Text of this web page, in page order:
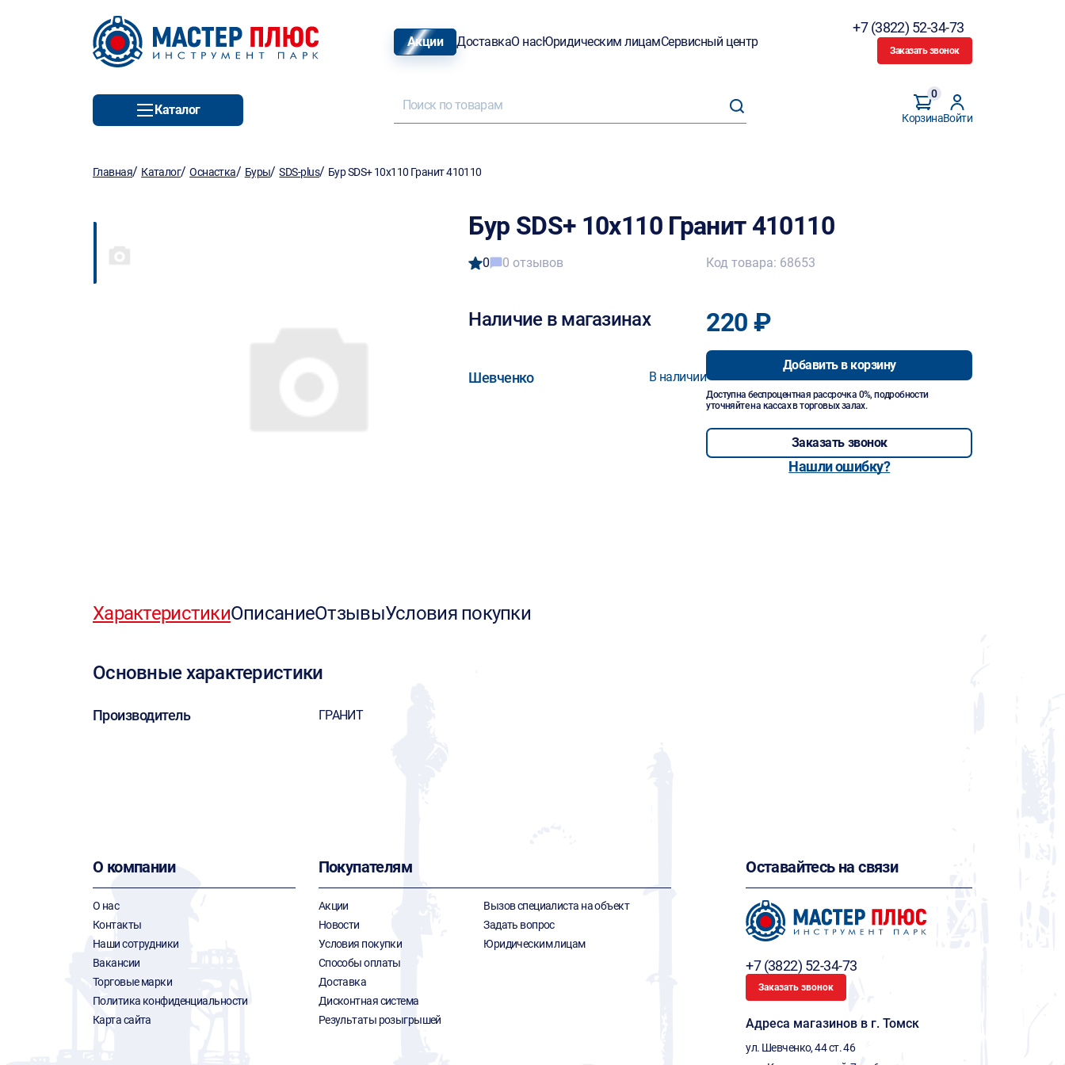
Акции ДоставкаО насЮридическим лицамСервисный центр
+7 (3822) 52-34-73
Заказать звонок
Каталог
Корзина
0
Войти
Главная/ Каталог/Оснастка/ Буры/SDS-plus/ Бур SDS+ 10х110 Гранит 410110
Бур SDS+ 10х110 Гранит 410110
0 0 отзывов
Наличие в магазинах
Шевченко В наличии
Код товара: 68653
220 ₽
Добавить в корзину
Доступна беспроцентная рассрочка 0%, подробности
уточняйте на кассах в торговых залах.
Заказать звонок
Нашли ошибку?
ХарактеристикиОписаниеОтзывыУсловия покупки
Основные характеристики
Производитель ГРАНИТ
О компании
О нас
Контакты
Наши сотрудники
Вакансии
Торговые марки
Политика конфиденциальности
Карта сайта
Покупателям
Акции
Новости
Условия покупки
Способы оплаты
Доставка
Дисконтная система
Результаты розыгрышей
Вызов специалиста на объект
Задать вопрос
Юридическим лицам
Оставайтесь на связи
+7 (3822) 52-34-73
Заказать звонок
Адреса магазинов в г. Томск
ул. Шевченко, 44 ст. 46